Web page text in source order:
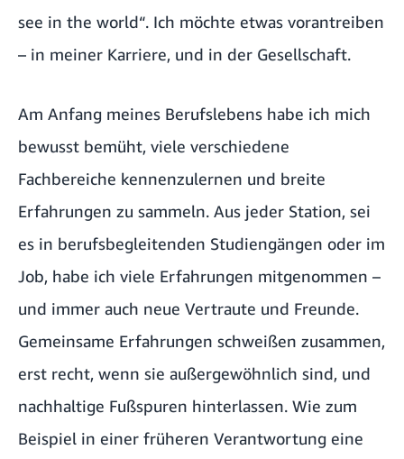
see in the world“. Ich möchte etwas vorantreiben
– in meiner Karriere, und in der Gesellschaft.
Am Anfang meines Berufslebens habe ich mich
bewusst bemüht, viele verschiedene
Fachbereiche kennenzulernen und breite
Erfahrungen zu sammeln. Aus jeder Station, sei
es in berufsbegleitenden Studiengängen oder im
Job, habe ich viele Erfahrungen mitgenommen –
und immer auch neue Vertraute und Freunde.
Gemeinsame Erfahrungen schweißen zusammen,
erst recht, wenn sie außergewöhnlich sind, und
nachhaltige Fußspuren hinterlassen. Wie zum
Beispiel in einer früheren Verantwortung eine